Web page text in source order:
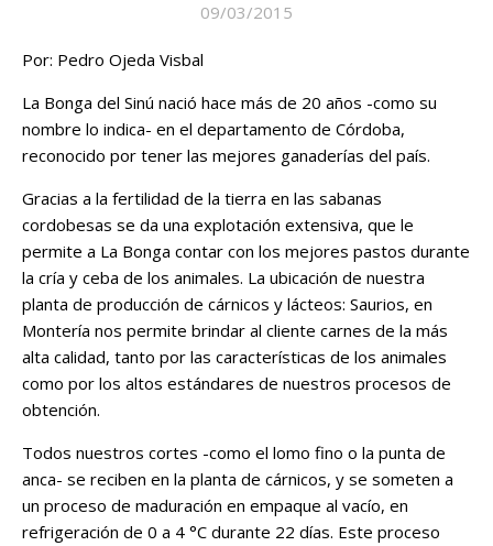
09/03/2015
Por: Pedro Ojeda Visbal
La Bonga del Sinú nació hace más de 20 años -como su
nombre lo indica- en el departamento de Córdoba,
reconocido por tener las mejores ganaderías del país.
Gracias a la fertilidad de la tierra en las sabanas
cordobesas se da una explotación extensiva, que le
permite a La Bonga contar con los mejores pastos durante
la cría y ceba de los animales. La ubicación de nuestra
planta de producción de cárnicos y lácteos: Saurios, en
Montería nos permite brindar al cliente carnes de la más
alta calidad, tanto por las características de los animales
como por los altos estándares de nuestros procesos de
obtención.
Todos nuestros cortes -como el lomo fino o la punta de
anca- se reciben en la planta de cárnicos, y se someten a
un proceso de maduración en empaque al vacío, en
refrigeración de 0 a 4 °C durante 22 días. Este proceso